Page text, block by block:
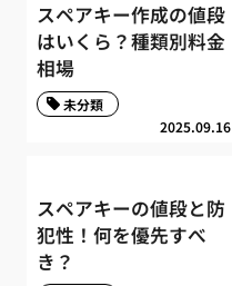
スペアキー作成の値段
はいくら？種類別料金
相場
2025.09.16
未分類
スペアキーの値段と防
犯性！何を優先すべ
き？